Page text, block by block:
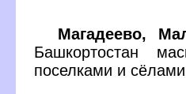
Магадеево,
Башкортостан
поселками и сёлами